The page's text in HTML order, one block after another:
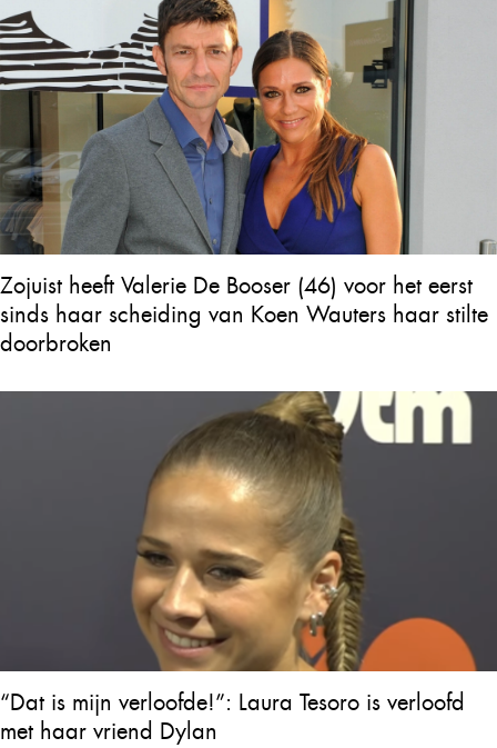
Zojuist heeft Valerie De Booser (46) voor het eerst
sinds haar scheiding van Koen Wauters haar stilte
doorbroken
“Dat is mijn verloofde!”: Laura Tesoro is verloofd
met haar vriend Dylan